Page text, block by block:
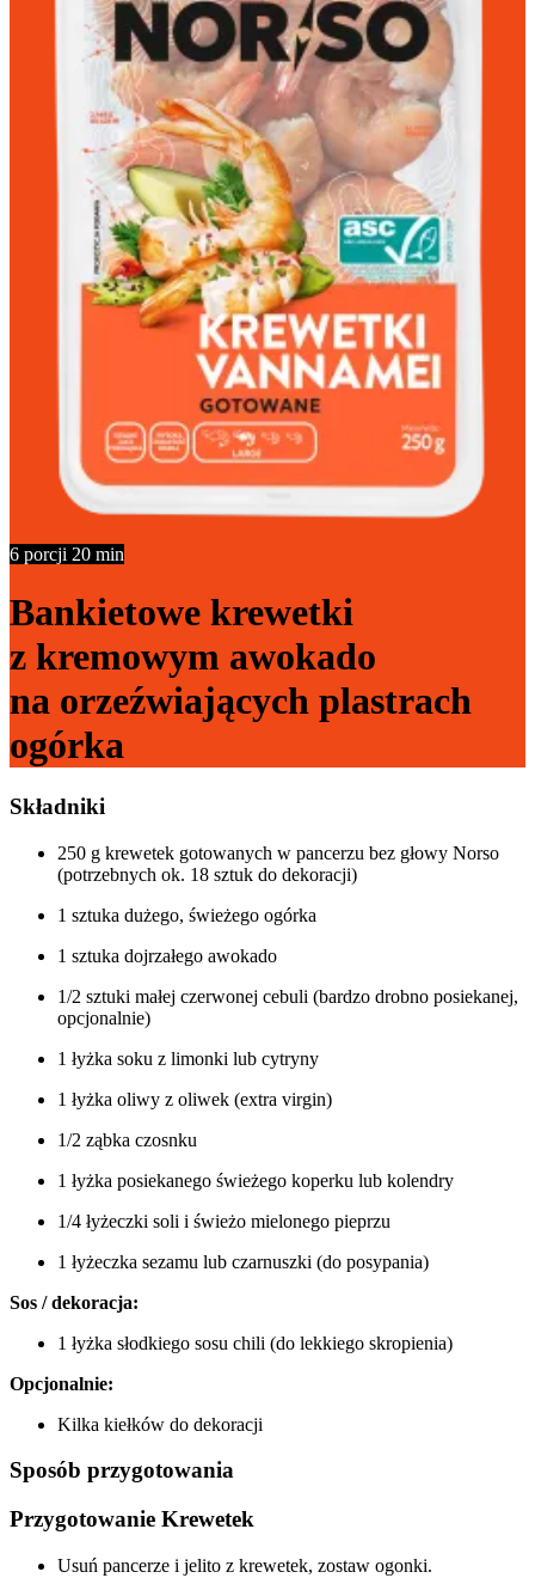
6 porcji 20 min
Bankietowe krewetki
z kremowym awokado
na orzeźwiających plastrach
ogórka
Składniki
250 g krewetek gotowanych w pancerzu bez głowy Norso
(potrzebnych ok. 18 sztuk do dekoracji)
1 sztuka dużego, świeżego ogórka
1 sztuka dojrzałego awokado
1/2 sztuki małej czerwonej cebuli (bardzo drobno posiekanej,
opcjonalnie)
1 łyżka soku z limonki lub cytryny
1 łyżka oliwy z oliwek (extra virgin)
1/2 ząbka czosnku
1 łyżka posiekanego świeżego koperku lub kolendry
1/4 łyżeczki soli i świeżo mielonego pieprzu
1 łyżeczka sezamu lub czarnuszki (do posypania)
Sos / dekoracja:
1 łyżka słodkiego sosu chili (do lekkiego skropienia)
Opcjonalnie:
Kilka kiełków do dekoracji
Sposób przygotowania
Przygotowanie Krewetek
Usuń pancerze i jelito z krewetek, zostaw ogonki.